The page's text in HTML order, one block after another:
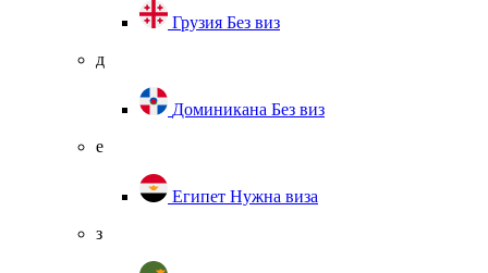
Грузия Без виз
д
Доминикана Без виз
е
Египет Нужна виза
з